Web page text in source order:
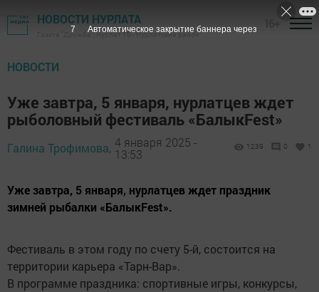
НОВОСТИ НУРЛАТА
Газета "Дружба", Нурлат ТВ - Нурлатский район
НОВОСТИ
Уже завтра, 5 января, нурлатцев ждет
рыболовный фестиваль «БалыкFest»
Галина Трофимова, 4 января 2025 -
13:53
1239 0 1
Уже завтра, 5 января, нурлатцев ждет праздник
зимней рыбалки «БалыкFest».
Фестиваль в этом году по счету 5-й, состоится на
территории карьера «Тарн-Вар».
В программе праздника: спортивные игры, конкурсы,
6 Автоматическое закрытие баннера через